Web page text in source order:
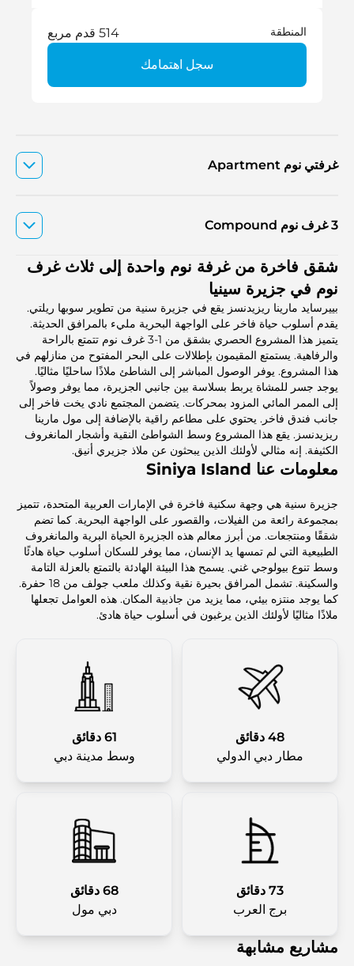
المنطقة 514 قدم مربع
سجل اهتمامك
غرفتي نوم Apartment
3 غرف نوم Compound
شقق فاخرة من غرفة نوم واحدة إلى ثلاث غرف
نوم في جزيرة سينيا
بييرسايد مارينا ريزيدنسز يقع في جزيرة سنية من تطوير سوبها ريلتي.
يقدم أسلوب حياة فاخر على الواجهة البحرية مليء بالمرافق الحديثة.
يتميز هذا المشروع الحصري بشقق من 1-3 غرف نوم تتمتع بالراحة
والرفاهية. يستمتع المقيمون بإطلالات على البحر المفتوح من منازلهم في
هذا المشروع. يوفر الوصول المباشر إلى الشاطئ ملاذًا ساحليًا مثاليًا.
يوجد جسر للمشاة يربط بسلاسة بين جانبي الجزيرة، مما يوفر وصولاً
إلى الممر المائي المزود بمحركات. يتضمن المجتمع نادي يخت فاخر إلى
جانب فندق فاخر. يحتوي على مطاعم راقية بالإضافة إلى مول مارينا
ريزيدنسز. يقع هذا المشروع وسط الشواطئ النقية وأشجار المانغروف
الكثيفة. إنه مثالي لأولئك الذين يبحثون عن ملاذ جزيري أنيق.
معلومات عنا Siniya Island
جزيرة سنية هي وجهة سكنية فاخرة في الإمارات العربية المتحدة، تتميز
بمجموعة رائعة من الفيلات، والقصور على الواجهة البحرية. كما تضم
شققًا ومنتجعات. من أبرز معالم هذه الجزيرة الحياة البرية والمانغروف
الطبيعية التي لم تمسها يد الإنسان، مما يوفر للسكان أسلوب حياة هادئًا
وسط تنوع بيولوجي غني. يسمح هذا البيئة الهادئة بالتمتع بالعزلة التامة
والسكينة. تشمل المرافق بحيرة نقية وكذلك ملعب جولف من 18 حفرة.
كما يوجد منتزه بيئي، مما يزيد من جاذبية المكان. هذه العوامل تجعلها
ملاذًا مثاليًا لأولئك الذين يرغبون في أسلوب حياة هادئ.
48 دقائق
مطار دبي الدولي
61 دقائق
وسط مدينة دبي
73 دقائق
برج العرب
68 دقائق
دبي مول
مشاريع مشابهة